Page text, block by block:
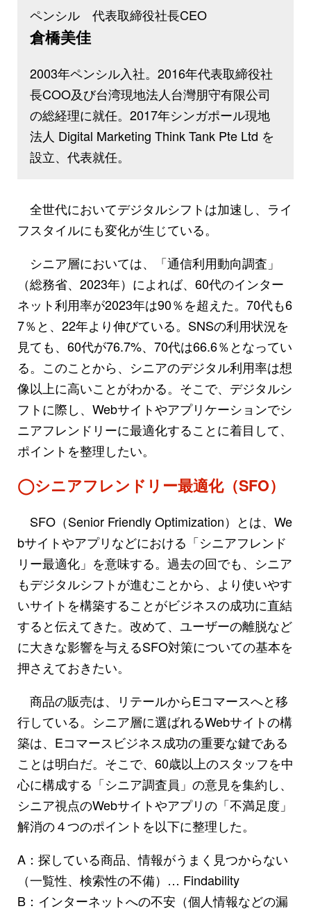
ペンシル 代表取締役社長CEO
倉橋美佳
2003年ペンシル入社。2016年代表取締役社
長COO及び台湾現地法人台灣朋守有限公司
の総経理に就任。2017年シンガポール現地
法人 Digital Marketing Think Tank Pte Ltd を
設立、代表就任。
全世代においてデジタルシフトは加速し、ライ
フスタイルにも変化が生じている。
シニア層においては、「通信利用動向調査」
（総務省、2023年）によれば、60代のインター
ネット利用率が2023年は90％を超えた。70代も6
7％と、22年より伸びている。SNSの利用状況を
見ても、60代が76.7%、70代は66.6％となってい
る。このことから、シニアのデジタル利用率は想
像以上に高いことがわかる。そこで、デジタルシ
フトに際し、Webサイトやアプリケーションでシ
ニアフレンドリーに最適化することに着目して、
ポイントを整理したい。
◯シニアフレンドリー最適化（SFO）
SFO（Senior Friendly Optimization）とは、We
bサイトやアプリなどにおける「シニアフレンド
リー最適化」を意味する。過去の回でも、シニア
もデジタルシフトが進むことから、より使いやす
いサイトを構築することがビジネスの成功に直結
すると伝えてきた。改めて、ユーザーの離脱など
に大きな影響を与えるSFO対策についての基本を
押さえておきたい。
商品の販売は、リテールからEコマースへと移
行している。シニア層に選ばれるWebサイトの構
築は、Eコマースビジネス成功の重要な鍵である
ことは明白だ。そこで、60歳以上のスタッフを中
心に構成する「シニア調査員」の意見を集約し、
シニア視点のWebサイトやアプリの「不満足度」
解消の４つのポイントを以下に整理した。
A：探している商品、情報がうまく見つからない
（一覧性、検索性の不備）… Findability
B：インターネットへの不安（個人情報などの漏